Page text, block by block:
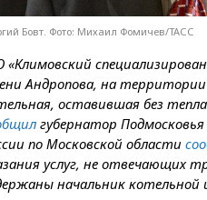
Бовт. Фото: Михаил Фомичев/ТАСС
«Климовский
Андропова, на
оставившая без
губернатор
по Московской области
услуг, не отвечающих
начальник